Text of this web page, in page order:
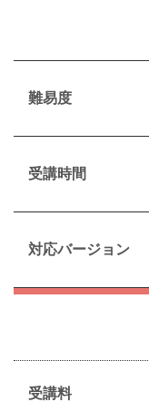
難易度
受講時間
対応バージョン
受講料